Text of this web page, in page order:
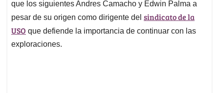
que los siguientes Andres Camacho y Edwin Palma a
pesar de su origen como dirigente del sindicato de la
USO que defiende la importancia de continuar con las
exploraciones.